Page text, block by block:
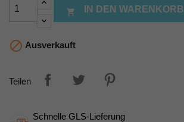
 IN DEN WARENKORB
 Ausverkauft
Teilen
Schnelle GLS-Lieferung